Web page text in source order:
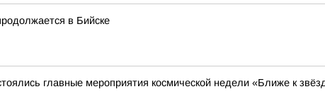
в Бийске
главные мероприятия космической недели «Ближе к